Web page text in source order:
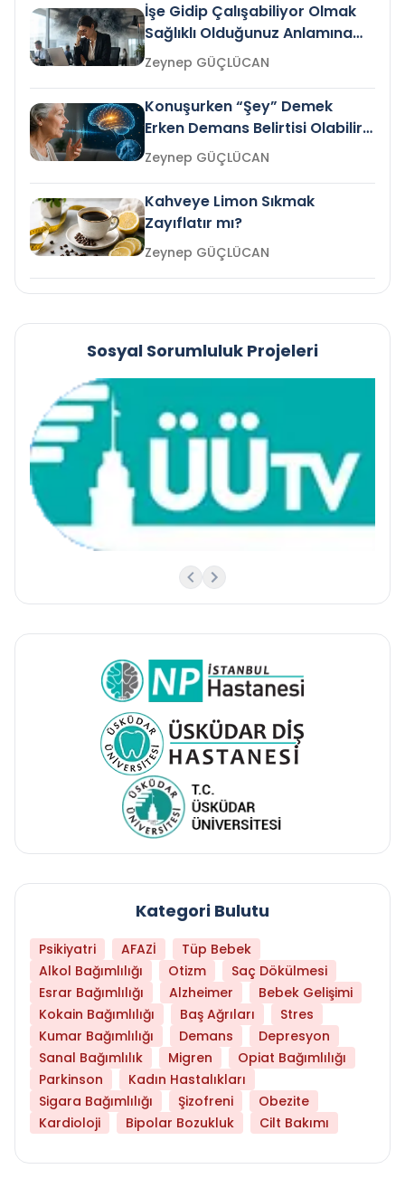
İşe Gidip Çalışabiliyor Olmak
Sağlıklı Olduğunuz Anlamına
Gelir mi?Zeynep GÜÇLÜCAN
Konuşurken “Şey” Demek
Erken Demans Belirtisi Olabilir
mi?
Zeynep GÜÇLÜCAN
Kahveye Limon Sıkmak
Zayıflatır mı?
Zeynep GÜÇLÜCAN
Sosyal Sorumluluk Projeleri
Kategori Bulutu
Psikiyatri AFAZİ
Tüp Bebek
Alkol Bağımlılığı
Otizm
Saç Dökülmesi
Esrar Bağımlılığı
Alzheimer
Bebek Gelişimi
Kokain Bağımlılığı
Baş Ağrıları
Stres
Kumar Bağımlılığı
Demans
Depresyon
Sanal Bağımlılık
Migren
Opiat Bağımlılığı
Parkinson
Kadın Hastalıkları
Sigara Bağımlılığı
Şizofreni
Obezite
Kardioloji
Bipolar Bozukluk Cilt Bakımı